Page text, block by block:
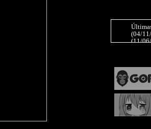
(04/
(11/
(20/
come
(07/
End
those
(01/